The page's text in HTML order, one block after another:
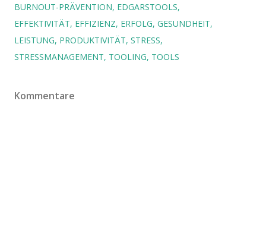
BURNOUT-PRÄVENTION EDGARSTOOLS
EFFEKTIVITÄT EFFIZIENZ ERFOLG GESUNDHEIT
LEISTUNG PRODUKTIVITÄT STRESS
STRESSMANAGEMENT TOOLING TOOLS
Kommentare